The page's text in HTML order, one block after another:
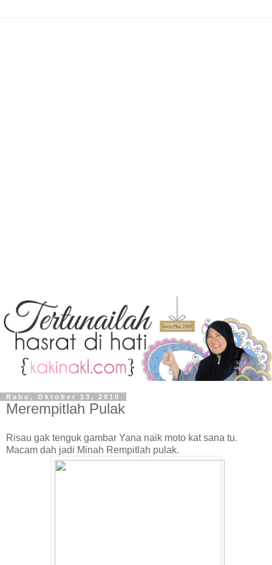
Rabu, Oktober 13, 2010
Merempitlah Pulak
Risau gak tenguk gambar Yana naik moto kat sana tu.
Macam dah jadi Minah Rempitlah pulak.